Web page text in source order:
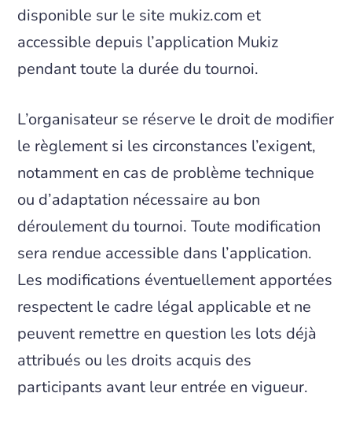
disponible sur le site mukiz.com et
accessible depuis l’application Mukiz
pendant toute la durée du tournoi.
L’organisateur se réserve le droit de modifier
le règlement si les circonstances l’exigent,
notamment en cas de problème technique
ou d’adaptation nécessaire au bon
déroulement du tournoi. Toute modification
sera rendue accessible dans l’application.
Les modifications éventuellement apportées
respectent le cadre légal applicable et ne
peuvent remettre en question les lots déjà
attribués ou les droits acquis des
participants avant leur entrée en vigueur.